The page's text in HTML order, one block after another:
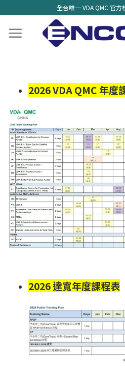
全台唯一 VDA QMC 官
2026 VDA QMC 年度
2026 達寬年度課程表